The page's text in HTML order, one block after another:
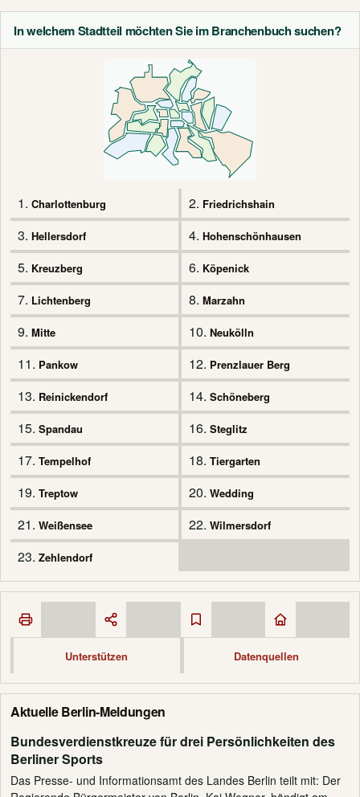
In welchem Stadtteil möchten Sie im Branchenbuch suchen?
1. Charlottenburg 2. Friedrichshain
3. Hellersdorf 4. Hohenschönhausen
5. Kreuzberg 6. Köpenick
7. Lichtenberg 8. Marzahn
9. Mitte 10. Neukölln
11. Pankow 12. Prenzlauer Berg
13. Reinickendorf 14. Schöneberg
15. Spandau 16. Steglitz
17. Tempelhof 18. Tiergarten
19. Treptow 20. Wedding
21. Weißensee 22. Wilmersdorf
23. Zehlendorf
Unterstützen Datenquellen
Aktuelle Berlin-Meldungen
Bundesverdienstkreuze für drei Persönlichkeiten des
Berliner Sports
Das Presse- und Informationsamt des Landes Berlin teilt mit: Der